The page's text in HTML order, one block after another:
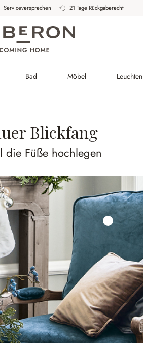
Serviceversprechen 21 Tage Rückgaberecht
Bad Möbel Leuchten
Blickfang
die Füße hochlegen